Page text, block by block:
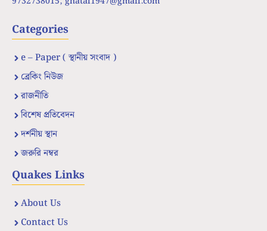
Categories
e – Paper ( স্থানীয় সংবাদ )
ব্রেকিং নিউজ
রাজনীতি
বিশেষ প্রতিবেদন
দর্শনীয় স্থান
জরুরি নম্বর
Quakes Links
About Us
Contact Us